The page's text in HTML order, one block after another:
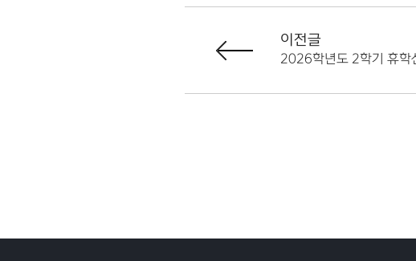
이전글
2026학년도 2학기 휴학